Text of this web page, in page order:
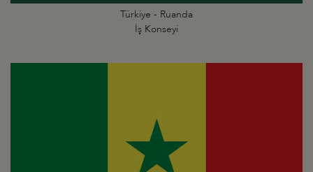
Türkiye - Ruanda
İş Konseyi